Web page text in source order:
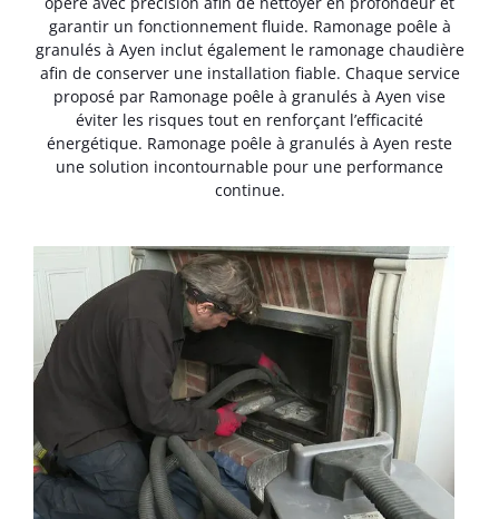
garantir un fonctionnement fluide. Ramonage poêle à
granulés à Ayen inclut également le ramonage chaudière
afin de conserver une installation fiable. Chaque service
proposé par Ramonage poêle à granulés à Ayen vise
éviter les risques tout en renforçant l’efficacité
énergétique. Ramonage poêle à granulés à Ayen reste
une solution incontournable pour une performance
continue.